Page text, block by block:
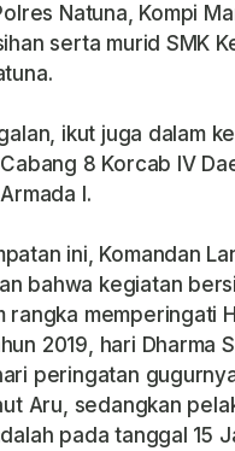
Natuna, Kompi
serta murid SMK
ikut juga dalam
8 Korcab IV
I.
ini, Komandan
bahwa kegiatan
rangka memperingati
2019, hari Dharma
peringatan
Aru, sedangkan
pada tanggal 15